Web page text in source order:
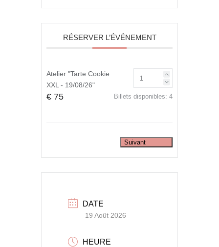
RÉSERVER L’ÉVÉNEMENT
Atelier "Tarte Cookie
XXL - 19/08/26"
€ 75 Billets disponibles: 4
Suivant
DATE
19 Août 2026
HEURE